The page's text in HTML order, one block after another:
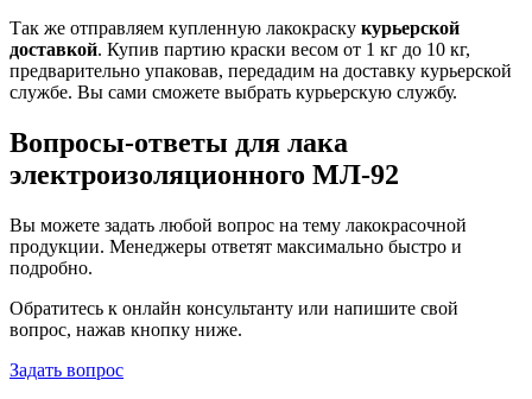
Так же отправляем купленную лакокраску курьерской
доставкой. Купив партию краски весом от 1 кг до 10 кг,
предварительно упаковав, передадим на доставку курьерской
службе. Вы сами сможете выбрать курьерскую службу.
Вопросы-ответы для лака
электроизоляционного МЛ-92
Вы можете задать любой вопрос на тему лакокрасочной
продукции. Менеджеры ответят максимально быстро и
подробно.
Обратитесь к онлайн консультанту или напишите свой
вопрос, нажав кнопку ниже.
Задать вопрос